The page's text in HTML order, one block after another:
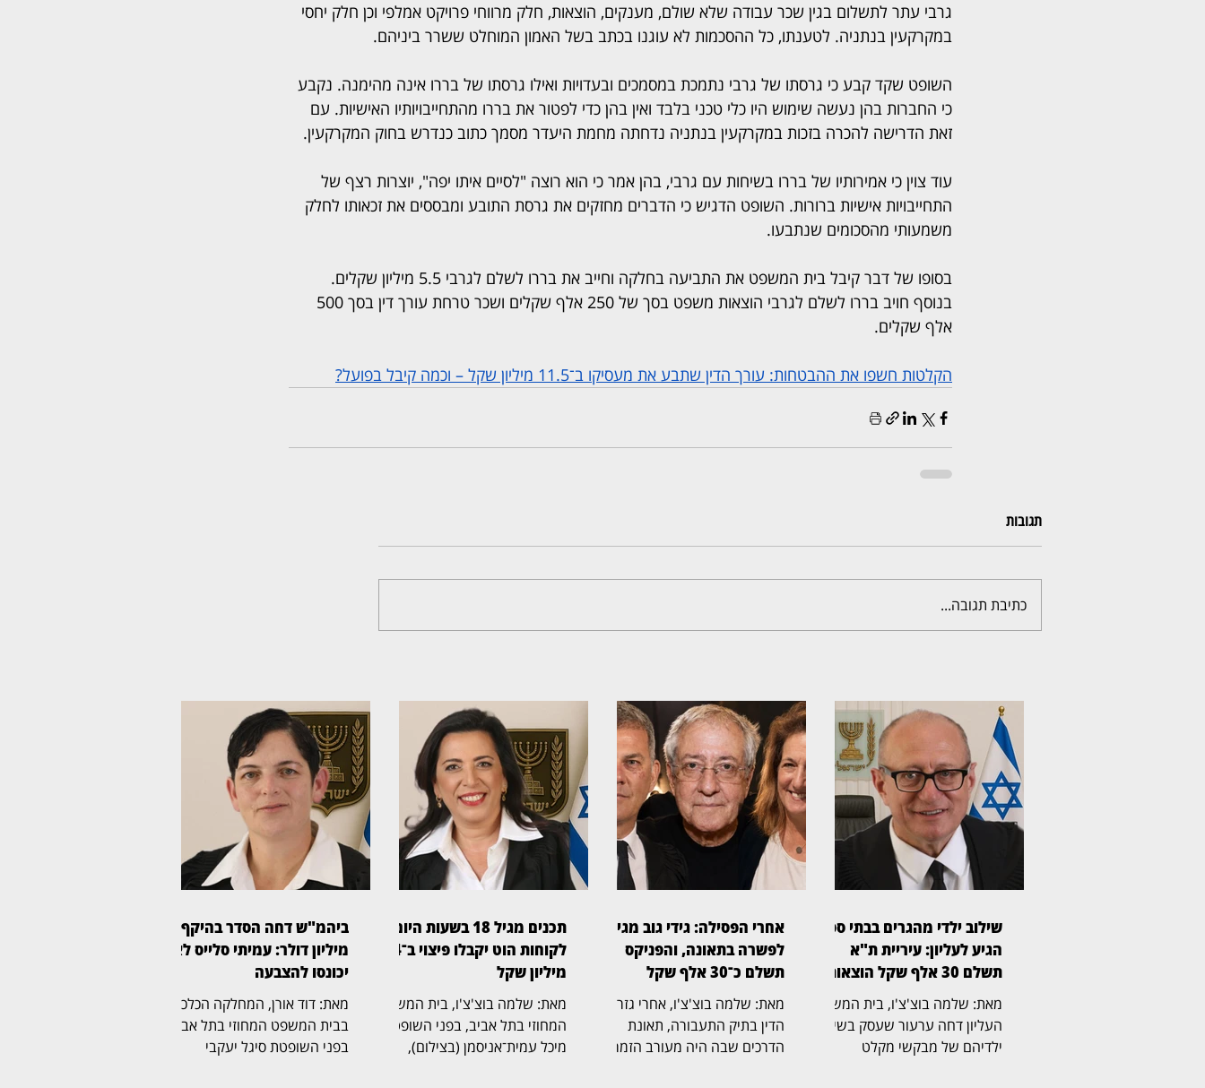
גרבי עתר לתשלום בגין שכר עבודה שלא שולם, מענקים, הוצאות, חלק מרווחי פרויקט אמלפי וכן חלק יחסי
במקרקעין בנתניה. לטענתו, כל ההסכמות לא עוגנו בכתב בשל האמון המוחלט ששרר ביניהם.
השופט שקד קבע כי גרסתו של גרבי נתמכת במסמכים ובעדויות ואילו גרסתו של בררו אינה מהימנה. נקבע
כי החברות בהן נעשה שימוש היו כלי טכני בלבד ואין בהן כדי לפטור את בררו מהתחייבויותיו האישיות. עם
זאת הדרישה להכרה בזכות במקרקעין בנתניה נדחתה מחמת היעדר מסמך כתוב כנדרש בחוק המקרקעין.
עוד צוין כי אמירותיו של בררו בשיחות עם גרבי, בהן אמר כי הוא רוצה "לסיים איתו יפה", יוצרות רצף של
התחייבויות אישיות ברורות. השופט הדגיש כי הדברים מחזקים את גרסת התובע ומבססים את זכאותו לחלק
משמעותי מהסכומים שנתבעו.
בסופו של דבר קיבל בית המשפט את התביעה בחלקה וחייב את בררו לשלם לגרבי 5.5 מיליון שקלים.
אלף שקלים.
הקלטות חשפו את ההבטחות: עורך הדין שתבע את מעסיקו ב־11.5 מיליון שקל – וכמה קיבל בפועל?
תגובות
כתיבת תגובה...
שילוב ילדי מהגרים בבתי ספר
הגיע לעליון: עיריית ת"א
תשלם 30 אלף שקל הוצאות
מאת: שלמה בוצ'צ'ו, בית המשפט
העליון דחה ערעור שעסק בשילוב
ילדיהם של מבקשי מקלט
אחרי הפסילה: גידי גוב מגיע
לפשרה בתאונה, והפניקס
תשלם כ־30 אלף שקל
מאת: שלמה בוצ'צ'ו, אחרי גזר
הדין בתיק התעבורה, תאונת
הדרכים שבה היה מעורב הזמר
תכנים מגיל 18 בשעות היום:
לקוחות הוט יקבלו פיצוי ב־4
מיליון שקל
מאת: שלמה בוצ'צ'ו, בית המשפט
המחוזי בתל אביב, בפני השופטת
מיכל עמית־אניסמן (בצילום),
מיליון דולר: עמיתי סלייס לא
יכונסו להצבעה
מאת: דוד אורן, המחלקה הכלכלית
בבית המשפט המחוזי בתל אביב,
בפני השופטת סיגל יעקבי